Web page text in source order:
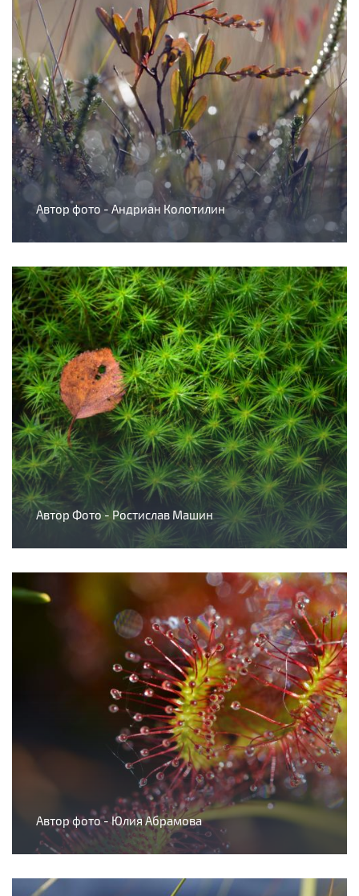
Автор фото - Андриан Колотилин
Автор Фото - Ростислав Машин
Автор фото - Юлия Абрамова